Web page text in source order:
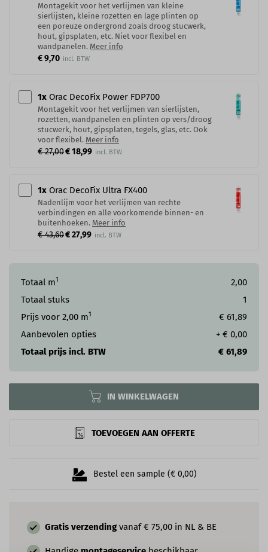
Gratis verzending vanaf € 75,00 in NL & BE
Totaal m1
2,00
Totaal stuks
1
Prijs voor 2,00 m1
€ 61,89
Aanbevolen opties
+ € 0,00
Totaal prijs incl. BTW
€ 61,89
Montagekit voor het verlijmen van kleine
sierlijsten, kleine rozetten en lage plinten op
een poreuze ondergrond zoals droog stucwerk,
hout, gipsplaten, etc. Niet voor flexibel en
wandpanelen. Meer info
€ 9,70
1x Orac DecoFix Power​ FDP700
Montagekit voor het verlijmen van sierlijsten,
rozetten, wandpanelen en plinten op vers/droog
stucwerk, hout, gipsplaten, tegels, glas, etc. Ook
voor flexibel. Meer info
€ 27,00€ 18,99
1x Orac DecoFix Ultra FX400
Nadenlijm voor het verlijmen van rechte
verbindingen en alle voorkomende binnen- en
buitenhoeken. Meer info
€ 43,60€ 27,99
Bestel een sample (€ 0,00)
IN WINKELWAGEN
TOEVOEGEN AAN OFFERTE